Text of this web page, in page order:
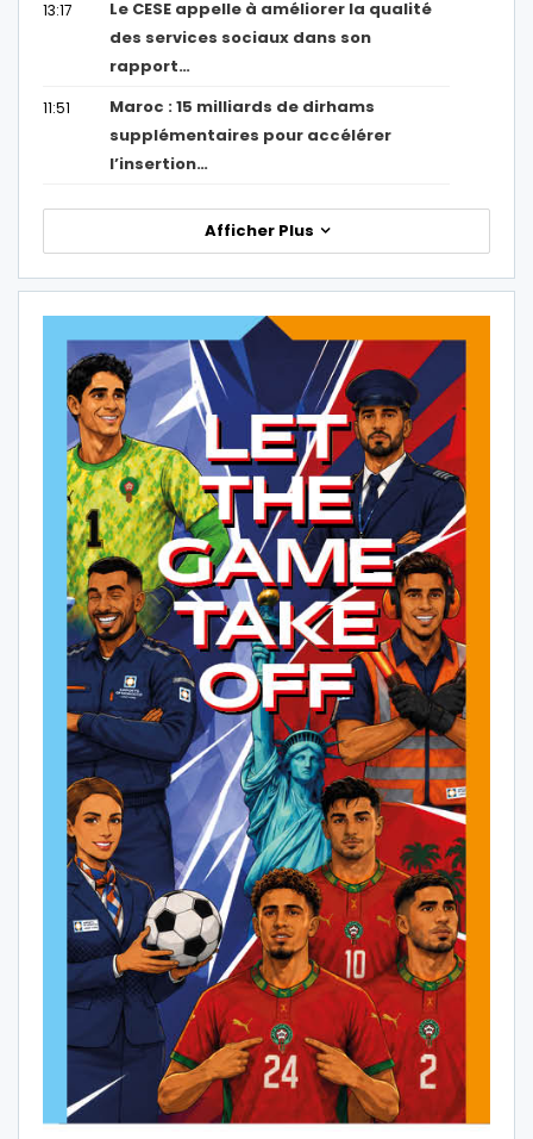
13:17
Le CESE appelle à améliorer la qualité
des services sociaux dans son
rapport…
11:51
Maroc : 15 milliards de dirhams
supplémentaires pour accélérer
l’insertion…
Afficher Plus